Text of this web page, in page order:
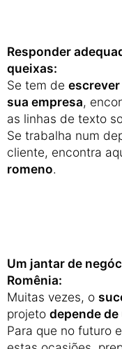
Responder
queixas:
Se tem de escrever
sua empresa,
as linhas de texto
Se trabalha num
cliente, encontra
romeno.
Um jantar de
Romênia:
Muitas vezes, o
projeto depende
Para que no futuro